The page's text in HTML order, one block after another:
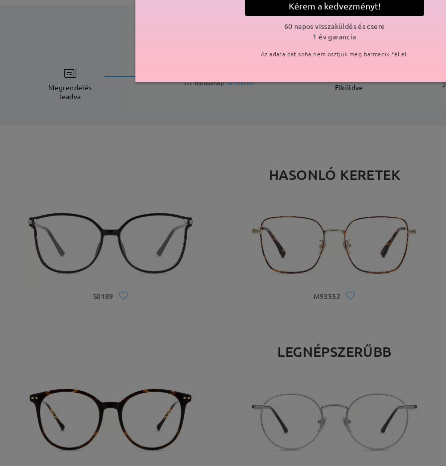
SZÁLLÍTÁS
Megrendelés
leadva
5-7 munkanap részletek Elküldve
HASONLÓ KERETEK
S0189 M93552
LEGNÉPSZERŰBB
Kérem a kedvezményt!
60 napos visszaküldés és csere
1 év garancia
Az adataidat soha nem osztjuk meg harmadik féllel.